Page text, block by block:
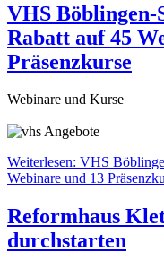
VHS Böblingen-
Rabatt auf 45
Präsenzkurse
Webinare und Kurse
Weiterlesen: VHS
Webinare und 13
Reformhaus
durchstarten